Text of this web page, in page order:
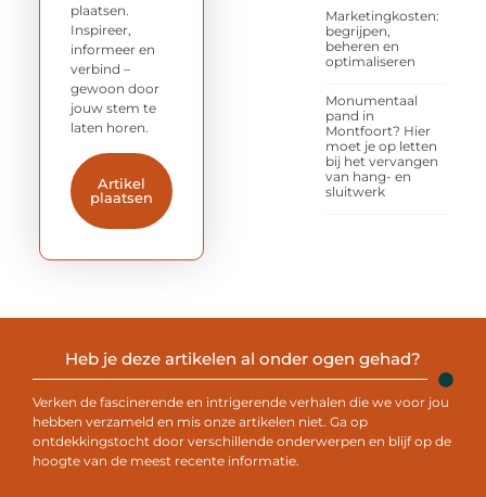
Marketingkosten:
begrijpen,
beheren en
optimaliseren
Monumentaal
pand in
Montfoort? Hier
moet je op letten
bij het vervangen
van hang- en
sluitwerk
plaatsen.
Inspireer,
informeer en
verbind –
gewoon door
jouw stem te
laten horen.
Artikel
plaatsen
Heb je deze artikelen al onder ogen gehad?
Verken de fascinerende en intrigerende verhalen die we voor jou
hebben verzameld en mis onze artikelen niet. Ga op
ontdekkingstocht door verschillende onderwerpen en blijf op de
hoogte van de meest recente informatie.